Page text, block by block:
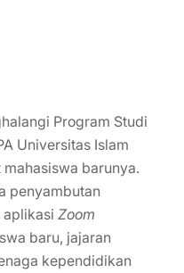
Program Studi
Universitas Islam
barunya.
penyambutan
Zoom
baru, jajaran
kependidikan